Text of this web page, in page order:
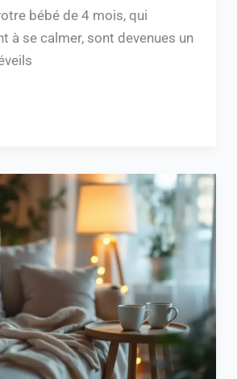
bébé de 4 mois, qui
à se calmer, sont devenues un